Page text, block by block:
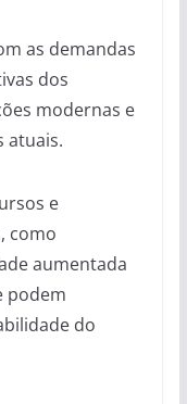
as demandas
dos
modernas e
atuais.
e
como
aumentada
podem
do